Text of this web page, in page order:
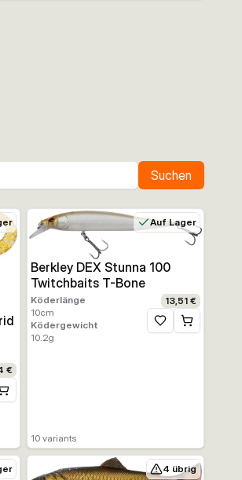
Suchen
€
hinzufügen
Auf Lager
Berkley DEX Stunna 100
Twitchbaits T-Bone
Köderlänge
10cm
Ködergewicht
10.2g
13,51 €
Zur Wunschliste
10variants
4 übrig